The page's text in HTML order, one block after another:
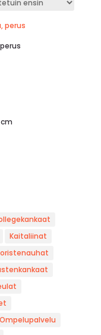
Kaitaliinat
Ompelupalvelu